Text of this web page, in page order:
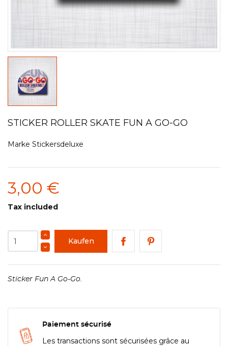
STICKER ROLLER SKATE FUN A GO-GO
Marke Stickersdeluxe
3,00 €
Tax included
Kaufen
Sticker Fun A Go-Go.
Paiement sécurisé
Les transactions sont sécurisées grâce au